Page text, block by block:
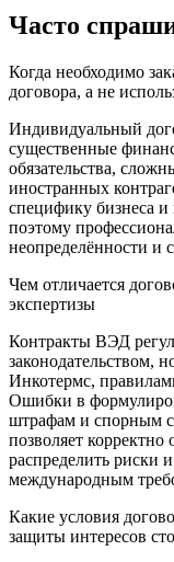
Часто
Когда необходимо
договора, а не
Индивидуальный
существенные
обязательства,
иностранных
специфику бизнеса и
поэтому
неопределённости и
Чем отличается
экспертизы
Контракты ВЭД
законодательством,
Инкотермс,
Ошибки в
штрафам и спорным
позволяет корректно
распределить риски
международным
Какие условия
защиты интересов